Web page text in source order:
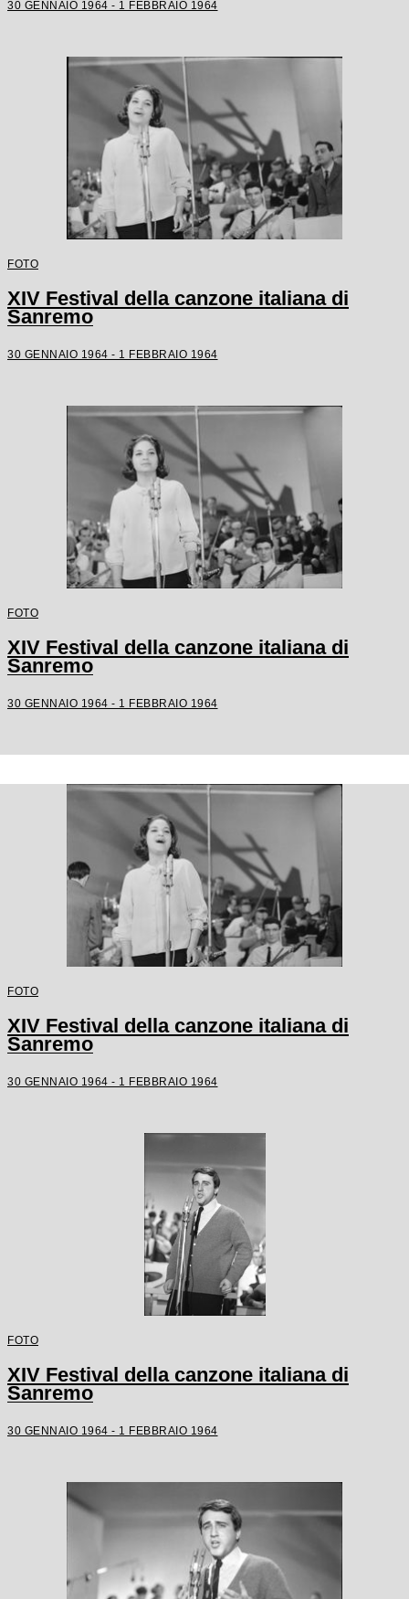
30 GENNAIO 1964 - 1 FEBBRAIO 1964
FOTO
XIV Festival della canzone italiana di
Sanremo
30 GENNAIO 1964 - 1 FEBBRAIO 1964
FOTO
XIV Festival della canzone italiana di
Sanremo
30 GENNAIO 1964 - 1 FEBBRAIO 1964
FOTO
XIV Festival della canzone italiana di
Sanremo
30 GENNAIO 1964 - 1 FEBBRAIO 1964
FOTO
XIV Festival della canzone italiana di
Sanremo
30 GENNAIO 1964 - 1 FEBBRAIO 1964